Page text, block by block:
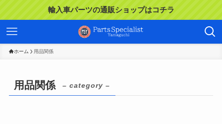
輸入車パーツの通販ショップはコチラ
ホーム 用品関係
用品関係 – category –